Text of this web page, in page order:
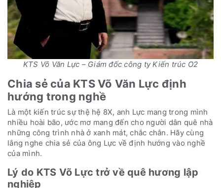
KTS Võ Văn Lực – Giám đốc công ty Kiến trúc O2
Chia sẻ của KTS Võ Văn Lực định
hướng trong nghề
Là một kiến trúc sự thệ hệ 8X, anh Lực mang trong mình
nhiều hoài bão, ước mơ mang đến cho người dân quê nhà
những công trình nhà ở xanh mát, chắc chắn. Hãy cùng
lắng nghe chia sẻ của ông Lực về định hướng vào nghề
của mình.
Lý do KTS Võ Lực trở về quê hương lập
nghiệp